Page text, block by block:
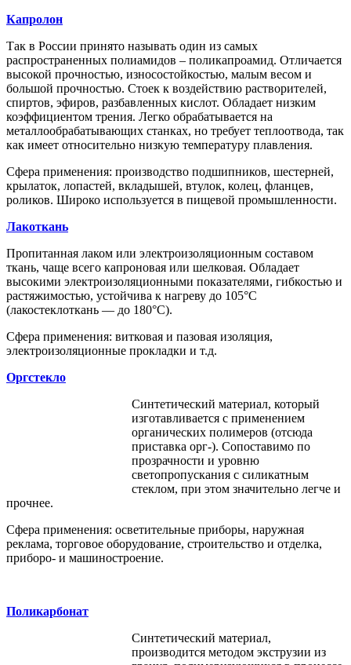
Капролон
Так в России принято называть один из самых
распространенных полиамидов – поликапроамид. Отличается
высокой прочностью, износостойкостью, малым весом и
большой прочностью. Стоек к воздействию растворителей,
спиртов, эфиров, разбавленных кислот. Обладает низким
коэффициентом трения. Легко обрабатывается на
металлообрабатывающих станках, но требует теплоотвода, так
как имеет относительно низкую температуру плавления.
Сфера применения: производство подшипников, шестерней,
крылаток, лопастей, вкладышей, втулок, колец, фланцев,
роликов. Широко используется в пищевой промышленности.
Лакоткань
Пропитанная лаком или электроизоляционным составом
ткань, чаще всего капроновая или шелковая. Обладает
высокими электроизоляционными показателями, гибкостью и
растяжимостью, устойчива к нагреву до 105°С
(лакостеклоткань ― до 180°С).
Сфера применения: витковая и пазовая изоляция,
электроизоляционные прокладки и т.д.
Оргстекло
Синтетический материал, который
изготавливается с применением
органических полимеров (отсюда
приставка орг-). Сопоставимо по
прозрачности и уровню
светопропускания с силикатным
стеклом, при этом значительно легче и
прочнее.
Сфера применения: осветительные приборы, наружная
реклама, торговое оборудование, строительство и отделка,
приборо- и машиностроение.
Поликарбонат
Синтетический материал,
производится методом экструзии из